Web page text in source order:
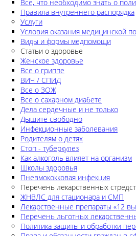
Все, что необходимо знать о
Правила внутреннего распорядка
Услуги
Условия оказания медицинской
Виды и формы медпомощи
Статьи о здоровье
Женское здоровье
Все о гриппе
ВИЧ / СПИД
Все о ЗОЖ
Все о сахарном диабете
Дела сердечные и не только
Дышите свободно
Инфекционные заболевания
Родителям о детях
Стоп - туберкулез
Как алкоголь влияет на организм
Школы здоровья
Пневмококковая инфекция
Перечень лекарственных
ЖНВЛС для стационара и СМП
Лекарственные препараты «12
Перечень льготных
Политика защиты и обработки